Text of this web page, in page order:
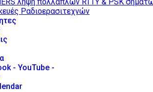
λήψη πολλαπλών RTTY & PSK
Ραδιοερασιτεχνών
- YouTube -